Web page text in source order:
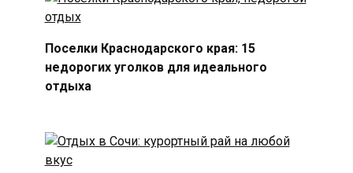
Поселки Краснодарского края: 15
недорогих уголков для идеального
отдыха